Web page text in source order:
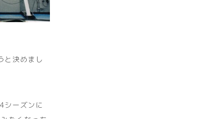
と決めまし
シーズンに